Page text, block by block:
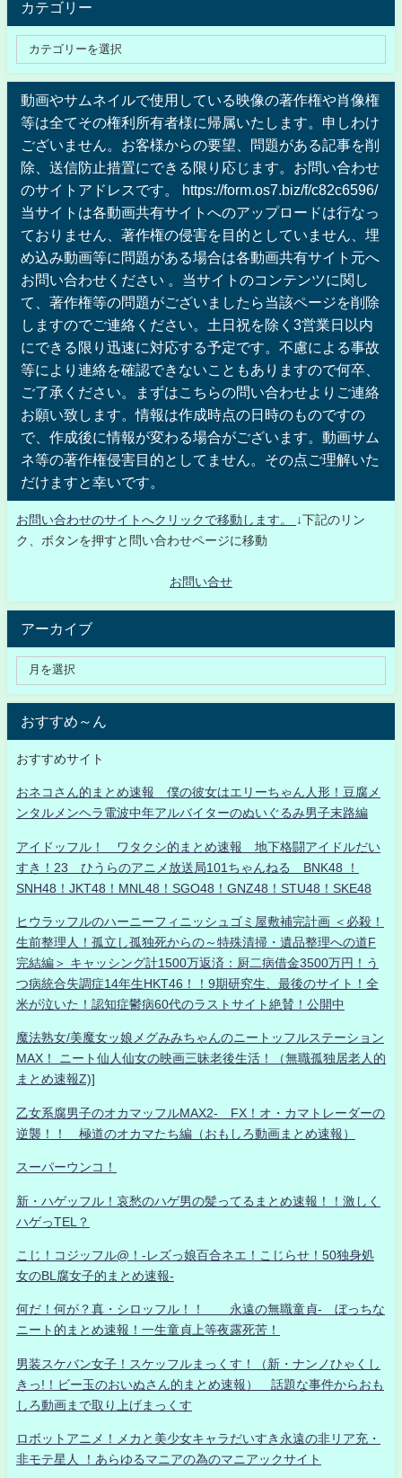
カテゴリー
動画やサムネイルで使用している映像の著作権や肖像権
等は全てその権利所有者様に帰属いたします。申しわけ
ございません。お客様からの要望、問題がある記事を削
除、送信防止措置にできる限り応じます。お問い合わせ
のサイトアドレスです。 https://form.os7.biz/f/c82c6596/
当サイトは各動画共有サイトへのアップロードは行なっ
ておりません、著作権の侵害を目的としていません、埋
め込み動画等に問題がある場合は各動画共有サイト元へ
お問い合わせください 。当サイトのコンテンツに関し
て、著作権等の問題がございましたら当該ページを削除
しますのでご連絡ください。土日祝を除く3営業日以内
にできる限り迅速に対応する予定です。不慮による事故
等により連絡を確認できないこともありますので何卒、
ご了承ください。まずはこちらの問い合わせよりご連絡
お願い致します。情報は作成時点の日時のものですの
で、作成後に情報が変わる場合がございます。動画サム
ネ等の著作権侵害目的としてません。その点ご理解いた
だけますと幸いです。
お問い合わせのサイトへクリックで移動します。
↓下記のリン
ク、ボタンを押すと問い合わせページに移動
お問い合せ
アーカイブ
おすすめ～ん
おすすめサイト
おネコさん的まとめ速報 僕の彼女はエリーちゃん人形！豆腐メ
ンタルメンヘラ電波中年アルバイターのぬいぐるみ男子末路編
アイドッフル！ ワタクシ的まとめ速報 地下格闘アイドルだい
すき！23 ひうらのアニメ放送局101ちゃんねる BNK48 ！
SNH48！JKT48！MNL48！SGO48！GNZ48！STU48！SKE48
ヒウラッフルのハーニーフィニッシュゴミ屋敷補完計画 ＜必殺！
生前整理人！孤立し孤独死からの～特殊清掃・遺品整理への道F
完結編＞ キャッシング計1500万返済：厨二病借金3500万円！う
つ病統合失調症14年生HKT46！！9期研究生、最後のサイト！全
米が泣いた！認知症鬱病60代のラストサイト絶賛！公開中
魔法熟女/美魔女ッ娘メグみみちゃんのニートッフルステーション
MAX！ ニート仙人仙女の映画三昧老後生活！（無職孤独居老人的
まとめ速報Z)]
乙女系腐男子のオカマッフルMAX2- FX！オ・カマトレーダーの
逆襲！！ 極道のオカマたち編（おもしろ動画まとめ速報）
スーパーウンコ！
新・ハゲッフル！哀愁のハゲ男の髪ってるまとめ速報！！激しく
ハゲっTEL？
こじ！コジッフル@！-レズっ娘百合ネエ！こじらせ！50独身処
女のBL腐女子的まとめ速報-
何だ！何が？真・シロッフル！！ 永遠の無職童貞- ぼっちな
ニート的まとめ速報！一生童貞上等夜露死苦！
男装スケバン女子！スケッフルまっくす！（新・ナンノひゃくし
きっ!！ビー玉のおいぬさん的まとめ速報） 話題な事件からおも
しろ動画まで取り上げまっくす
ロボットアニメ！メカと美少女キャラだいすき永遠の非リア充・
非モテ星人 ！あらゆるマニアの為のマニアックサイト